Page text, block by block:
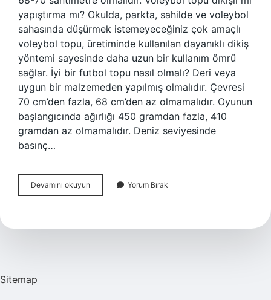
yapıştırma mı? Okulda, parkta, sahilde ve voleybol
sahasında düşürmek istemeyeceğiniz çok amaçlı
voleybol topu, üretiminde kullanılan dayanıklı dikiş
yöntemi sayesinde daha uzun bir kullanım ömrü
sağlar. İyi bir futbol topu nasıl olmalı? Deri veya
uygun bir malzemeden yapılmış olmalıdır. Çevresi
70 cm’den fazla, 68 cm’den az olmamalıdır. Oyunun
başlangıcında ağırlığı 450 gramdan fazla, 410
gramdan az olmamalıdır. Deniz seviyesinde
basınç…
Devamını okuyun
Topu
Yapıştırma
Yorum Bırak
Sitemap